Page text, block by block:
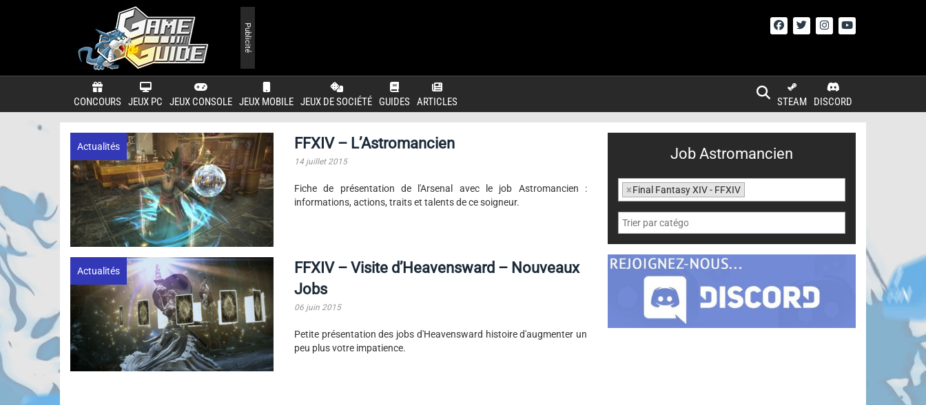
CONCOURS JEUX PC JEUX CONSOLE JEUX MOBILE JEUX DE SOCIÉTÉ GUIDES ARTICLES DISCORD
STEAM
Publicité
Actualités FFXIV – L’Astromancien
14 juillet 2015
Fiche de présentation de l'Arsenal avec le job Astromancien :
informations, actions, traits et talents de ce soigneur.
Actualités
FFXIV – Visite d’Heavensward – Nouveaux
Jobs
06 juin 2015
Petite présentation des jobs d'Heavensward histoire d'augmenter un
peu plus votre impatience.
Job Astromancien
×Final Fantasy XIV - FFXIV